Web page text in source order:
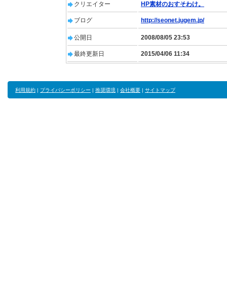
クリエイター HP素材のおすそわけ。
ブログ http://seonet.jugem.jp/
公開日 2008/08/05 23:53
最終更新日 2015/04/06 11:34
利用規約 | プライバシーポリシー | 推奨環境 | 会社概要 | サイトマップ